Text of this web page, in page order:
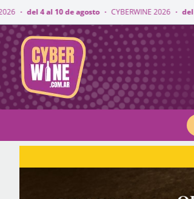
de agosto · CYBERWINE 2026 · del 4 al 10 de agosto
CyberWine